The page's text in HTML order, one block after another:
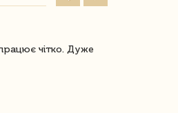
чітко. Дуже